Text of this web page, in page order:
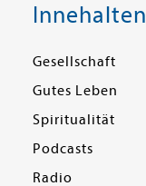
Innehalten
Gesellschaft
Gutes Leben
Spiritualität
Podcasts
Radio